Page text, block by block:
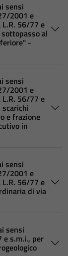
sensi
2001 e
L.R. 56/77 e
al
-
sensi
2001 e
L.R. 56/77 e
e frazione
in
sensi
2001 e
L.R. 56/77 e
di via
sensi
e s.m.i., per